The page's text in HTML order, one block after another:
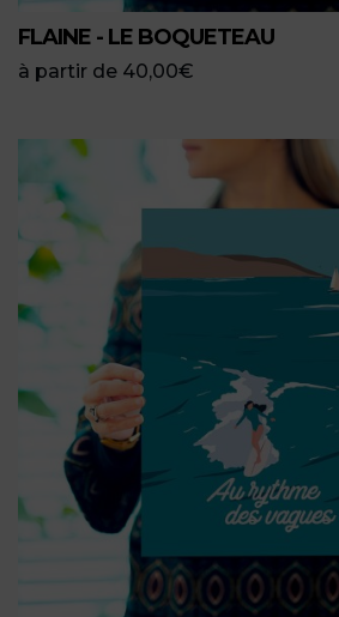
FLAINE - LE BOQUETEAU
à partir de 40,00€